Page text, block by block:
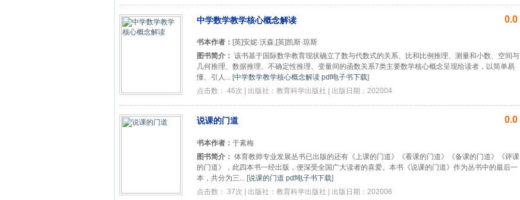
中学数学教学核心概念解读 0.0
书本作者： [英]安妮·沃森,[英]凯斯·琼斯
图书简介： 该书基于国际数学教育现状确立了数与代数式的关系、比和比例推理、测量和小数、空间与
几何推理、数据推理、不确定性推理、变量间的函数关系7类主要数学核心概念呈现给读者，以简单易
懂、引人... [中学数学教学核心概念解读 pdf电子书下载]
点击数： 46次 | 出版社：教育科学出版社 | 出版日期：202004
说课的门道 0.0
书本作者： 于素梅
图书简介： 体育教师专业发展丛书已出版的还有《上课的门道》《看课的门道》《备课的门道》《评课
的门道》，此四本书一经出版，便深受全国广大读者的喜爱。本书《说课的门道》作为丛书中的最后一
本，共分为三... [说课的门道 pdf电子书下载]
点击数： 37次 | 出版社：教育科学出版社 | 出版日期：202006